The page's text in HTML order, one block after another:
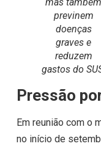
mas também
previnem
doenças
graves e
reduzem
gastos do
Pressão
Em reunião com o
no início de